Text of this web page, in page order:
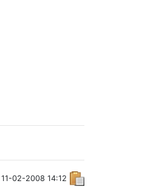
02-2008 14:12